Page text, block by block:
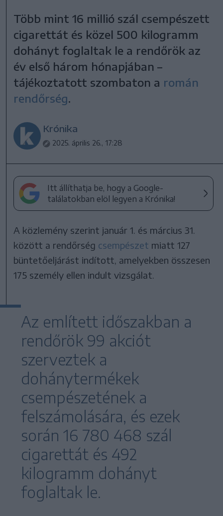
Több mint 16 millió szál csempészett
cigarettát és közel 500 kilogramm
dohányt foglaltak le a rendőrök az
év első három hónapjában –
tájékoztatott szombaton a román
rendőrség.
Krónika
2025. április 26., 17:28
Itt állíthatja be, hogy a Google-
találatokban elöl legyen a Krónika!
A közlemény szerint január 1. és március 31.
között a rendőrség csempészet miatt 127
büntetőeljárást indított, amelyekben összesen
175 személy ellen indult vizsgálat.
Az említett időszakban a
rendőrök 99 akciót
szerveztek a
dohánytermékek
csempészetének a
felszámolására, és ezek
során 16 780 468 szál
cigarettát és 492
kilogramm dohányt
foglaltak le.